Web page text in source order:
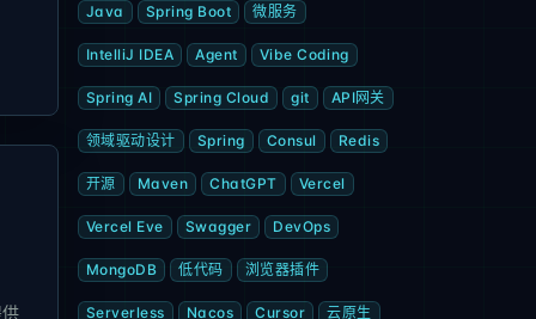
Java Spring Boot 微服务
IntelliJ IDEA Agent Vibe Coding
Spring AI Spring Cloud git API网关
领域驱动设计 Spring Consul Redis
开源 Maven ChatGPT Vercel
Vercel Eve Swagger DevOps
MongoDB 低代码 浏览器插件
Serverless Nacos Cursor 云原生